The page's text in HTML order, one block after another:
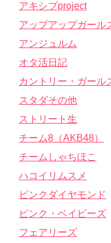
アキシブproject
アップアップガール
アンジュルム
オタ活日記
カントリー・ガール
スタダその他
ストリート生
チーム8（AKB48）
チームしゃちほこ
ハコイリムスメ
ピンクダイヤモンド
ピンク・ベイビーズ
フェアリーズ